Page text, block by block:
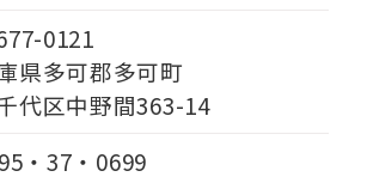
0121
県多可郡多可町
代区中野間363-14
・37・0699